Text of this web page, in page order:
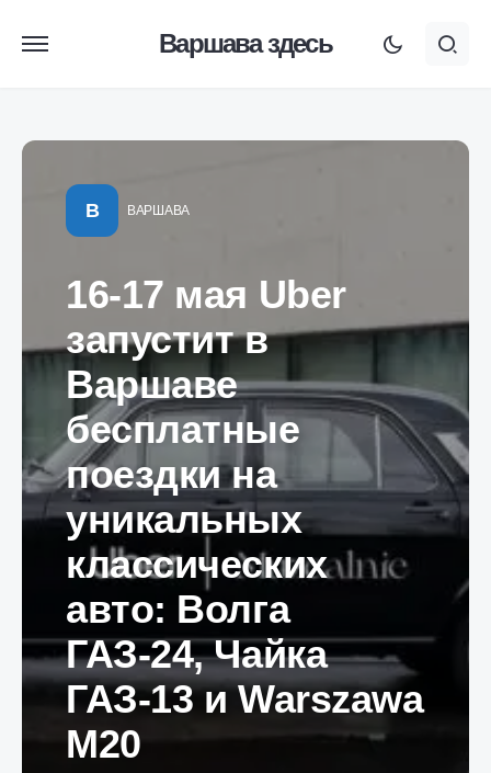
Варшава здесь
В ВАРШАВА
16-17 мая Uber
запустит в
Варшаве
бесплатные
поездки на
уникальных
классических
авто: Волга
ГАЗ-24, Чайка
ГАЗ-13 и Warszawa
M20